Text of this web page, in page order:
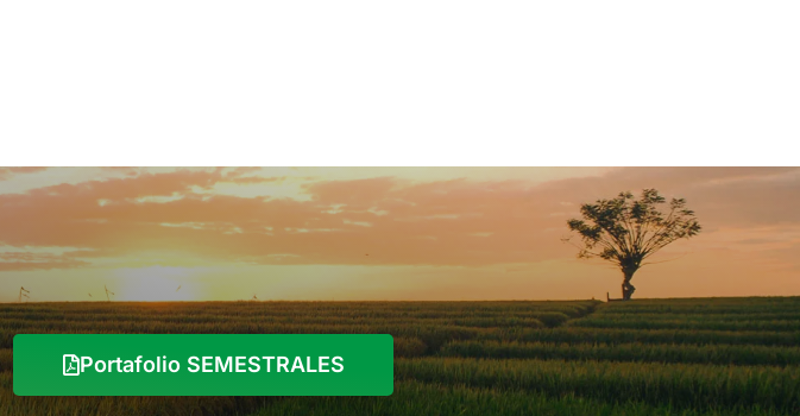
Portafolio SEMESTRALES